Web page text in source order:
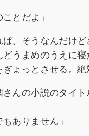
とだよ」
、そうなんだけ
うまめのうえに
ょっとさせる。絶
んの小説のタイト
ありません」